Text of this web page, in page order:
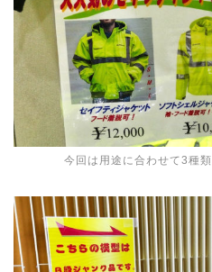
今回は用途に合わせて3種